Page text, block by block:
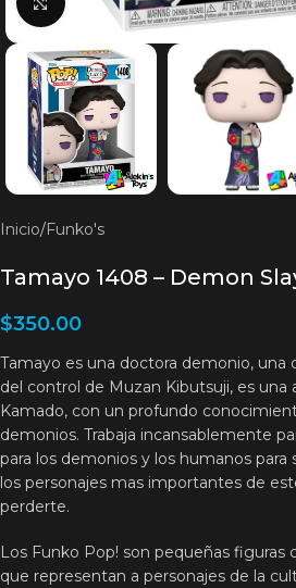
Inicio/Funko's
Tamayo 1408 – Demon
$350.00
Tamayo es una doctora demonio, una
del control de Muzan Kibutsuji, es una
Kamado, con un profundo
demonios. Trabaja incansablemente
para los demonios y los humanos para
los personajes mas importantes de
perderte.
Los Funko Pop! son pequeñas figuras
que representan a personajes de la